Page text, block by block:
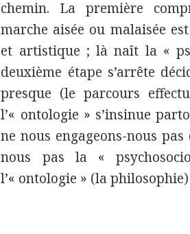
chemin. La première
marche aisée ou malaisée
et artistique ; là naît la «
deuxième étape s’arrête
presque (le parcours
l’« ontologie » s’insinue
ne nous engageons-nous
nous pas la «
l’« ontologie » (la philosophie)